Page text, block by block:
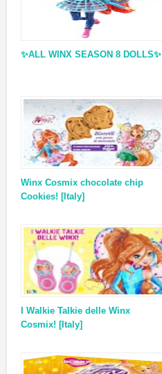
✨ALL WINX SEASON 8 DOLLS✨
Winx Cosmix chocolate chip
Cookies! [Italy]
I Walkie Talkie delle Winx
Cosmix! [Italy]